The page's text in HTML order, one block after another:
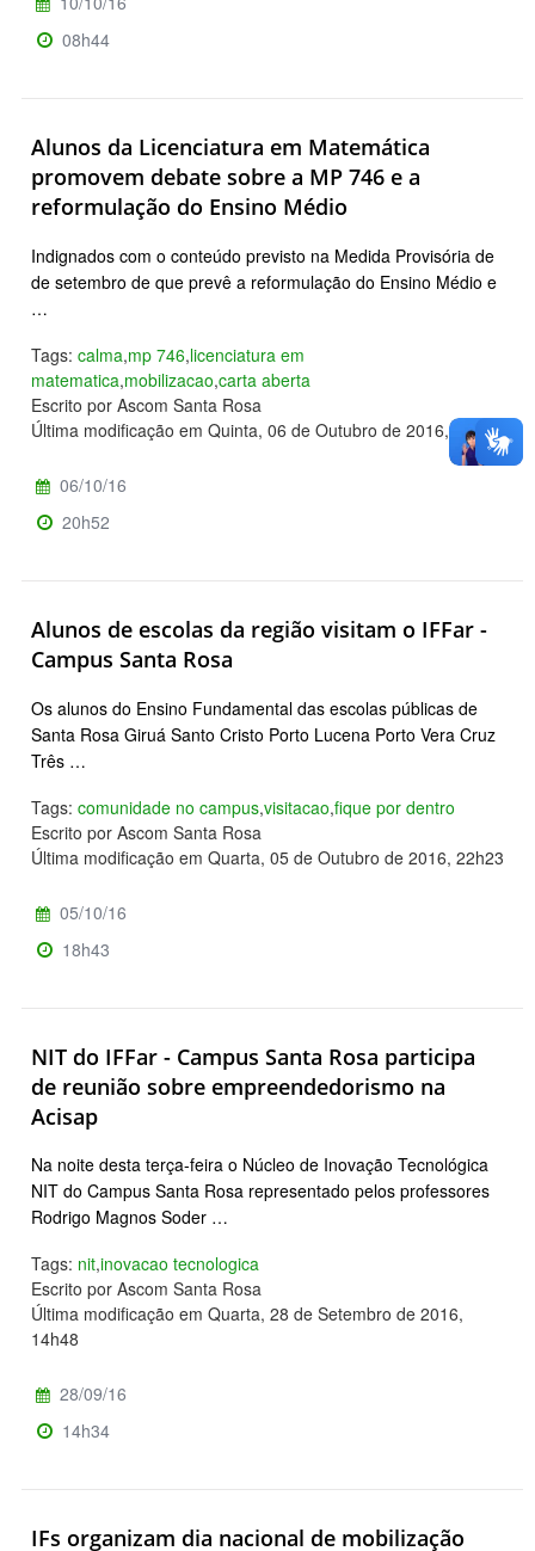
08h44
Alunos da Licenciatura em Matemática
promovem debate sobre a MP 746 e a
reformulação do Ensino Médio
Indignados com o conteúdo previsto na Medida Provisória de
de setembro de que prevê a reformulação do Ensino Médio e
…
Tags: calma,mp 746,licenciatura em
matematica,mobilizacao,carta aberta
Escrito por Ascom Santa Rosa
Última modificação em Quinta, 06 de Outubro de 2016, 21h42
06/10/16
20h52
Alunos de escolas da região visitam o IFFar -
Campus Santa Rosa
Os alunos do Ensino Fundamental das escolas públicas de
Santa Rosa Giruá Santo Cristo Porto Lucena Porto Vera Cruz
Três …
Tags: comunidade no campus,visitacao,fique por dentro
Escrito por Ascom Santa Rosa
Última modificação em Quarta, 05 de Outubro de 2016, 22h23
05/10/16
18h43
NIT do IFFar - Campus Santa Rosa participa
de reunião sobre empreendedorismo na
Acisap
Na noite desta terça-feira o Núcleo de Inovação Tecnológica
NIT do Campus Santa Rosa representado pelos professores
Rodrigo Magnos Soder …
Tags: nit,inovacao tecnologica
Escrito por Ascom Santa Rosa
Última modificação em Quarta, 28 de Setembro de 2016,
14h48
28/09/16
14h34
IFs organizam dia nacional de mobilização